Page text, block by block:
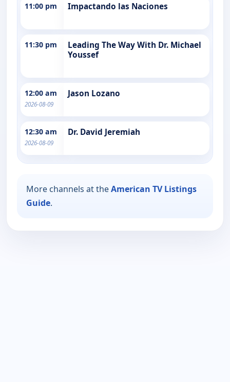
11:00 pm Impactando las Naciones
11:30 pm
Leading The Way With Dr. Michael
Youssef
12:00 am
2026-08-09
Jason Lozano
12:30 am
2026-08-09
Dr. David Jeremiah
More channels at theAmerican TV Listings
Guide.